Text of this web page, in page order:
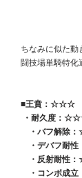
ちなみに似た動
闘技場単騎特化
■王賁：☆☆☆
・耐久度：
・バフ解除
・デバフ耐
・反射耐性
・コンボ成